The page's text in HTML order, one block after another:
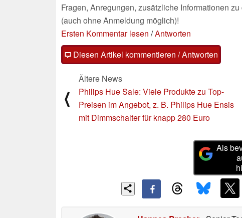
Fragen, Anregungen, zusätzliche Informationen
(auch ohne Anmeldung möglich)!
Ersten Kommentar lesen /Antworten
Diesen Artikel kommentieren / Antworten
⟨
Ältere News
Philips Hue Sale: Viele Produkte zu Top-
Preisen im Angebot, z. B. Philips Hue Ensis
mit Dimmschalter für knapp 280 Euro
Als